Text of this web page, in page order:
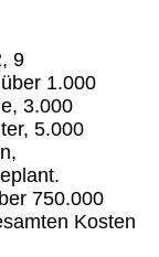
9
1.000
3.000
5.000
750.000
Kosten